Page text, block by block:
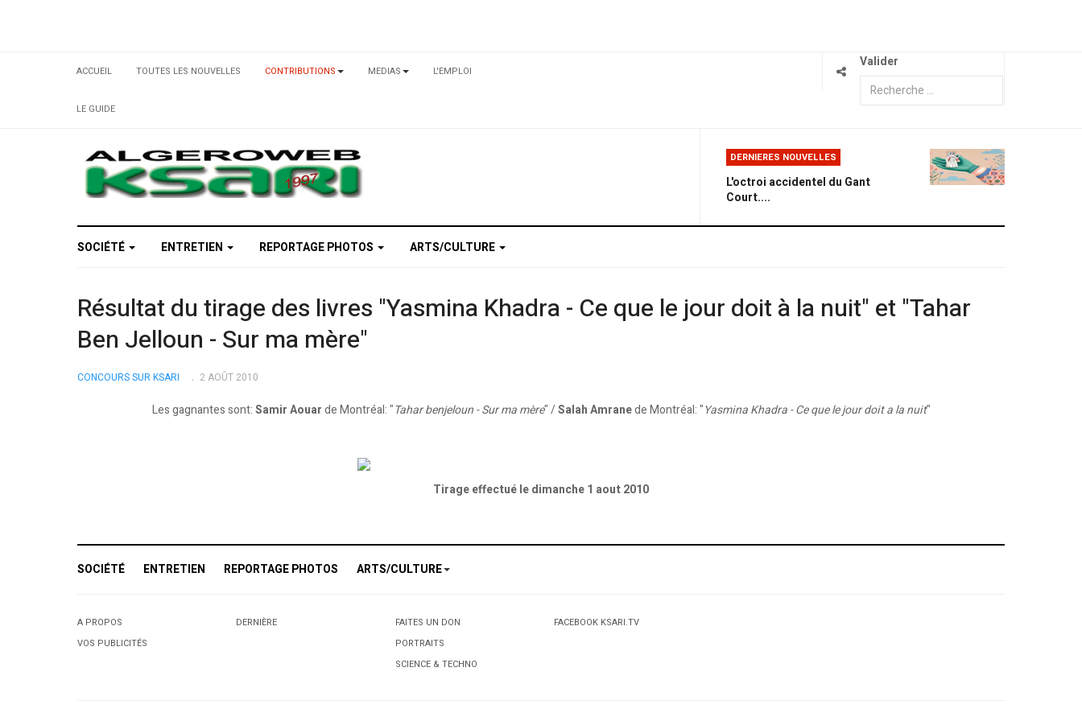
ACCUEIL TOUTES LES NOUVELLES CONTRIBUTIONS MEDIAS L'EMPLOI
LE GUIDE
Valider
DERNIERES NOUVELLES
L'octroi accidentel du Gant
Court....
SOCIÉTÉ ENTRETIEN REPORTAGE PHOTOS ARTS/CULTURE
Résultat du tirage des livres "Yasmina Khadra - Ce que le jour doit à la nuit" et "Tahar
Ben Jelloun - Sur ma mère"
CONCOURS SUR KSARI 2 AOÛT 2010
Les gagnantes sont:Samir Aouarde Montréal: "Tahar benjeloun - Sur ma mère" /Salah Amranede Montréal: "Yasmina Khadra - Ce que le jour doit a la nuit"
Tirage effectué le dimanche 1 aout 2010
SOCIÉTÉ ENTRETIEN REPORTAGE PHOTOS ARTS/CULTURE
A PROPOS
VOS PUBLICITÉS
DERNIÈRE
FAITES UN DON
PORTRAITS
SCIENCE & TECHNO
FACEBOOK KSARI.TV